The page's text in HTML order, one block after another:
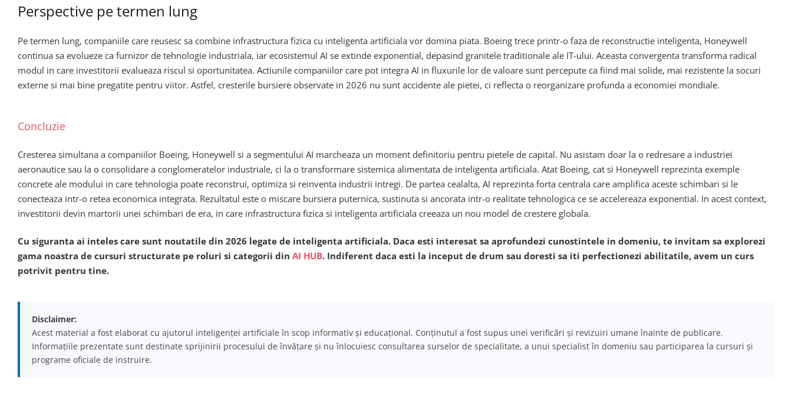
Perspective pe termen lung
Pe termen lung, companiile care reusesc sa combine infrastructura fizica cu inteligenta artificiala vor domina piata. Boeing trece printr-o faza de reconstructie inteligenta, Honeywell
continua sa evolueze ca furnizor de tehnologie industriala, iar ecosistemul AI se extinde exponential, depasind granitele traditionale ale IT-ului. Aceasta convergenta transforma radical
modul in care investitorii evalueaza riscul si oportunitatea. Actiunile companiilor care pot integra AI in fluxurile lor de valoare sunt percepute ca fiind mai solide, mai rezistente la socuri
externe si mai bine pregatite pentru viitor. Astfel, cresterile bursiere observate in 2026 nu sunt accidente ale pietei, ci reflecta o reorganizare profunda a economiei mondiale.
Concluzie
Cresterea simultana a companiilor Boeing, Honeywell si a segmentului AI marcheaza un moment definitoriu pentru pietele de capital. Nu asistam doar la o redresare a industriei
aeronautice sau la o consolidare a conglomeratelor industriale, ci la o transformare sistemica alimentata de inteligenta artificiala. Atat Boeing, cat si Honeywell reprezinta exemple
concrete ale modului in care tehnologia poate reconstrui, optimiza si reinventa industrii intregi. De partea cealalta, AI reprezinta forta centrala care amplifica aceste schimbari si le
conecteaza intr-o retea economica integrata. Rezultatul este o miscare bursiera puternica, sustinuta si ancorata intr-o realitate tehnologica ce se accelereaza exponential. In acest context,
investitorii devin martorii unei schimbari de era, in care infrastructura fizica si inteligenta artificiala creeaza un nou model de crestere globala.
Cu siguranta ai inteles care sunt noutatile din 2026 legate de inteligenta artificiala. Daca esti interesat sa aprofundezi cunostintele in domeniu, te invitam sa explorezi
gama noastra de cursuri structurate pe roluri si categorii din AI HUB. Indiferent daca esti la inceput de drum sau doresti sa iti perfectionezi abilitatile, avem un curs
potrivit pentru tine.
Disclaimer:
Acest material a fost elaborat cu ajutorul inteligenței artificiale în scop informativ și educațional. Conținutul a fost supus unei verificări și revizuiri umane înainte de publicare.
Informațiile prezentate sunt destinate sprijinirii procesului de învățare și nu înlocuiesc consultarea surselor de specialitate, a unui specialist în domeniu sau participarea la cursuri și
programe oficiale de instruire.